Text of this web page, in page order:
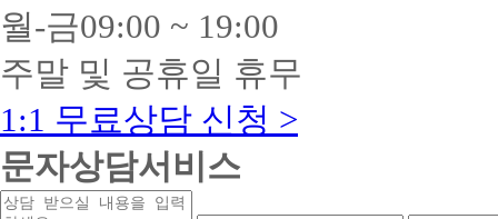
월-금09:00 ~ 19:00
주말 및 공휴일 휴무
1:1 무료상담 신청 >
문자상담서비스
상